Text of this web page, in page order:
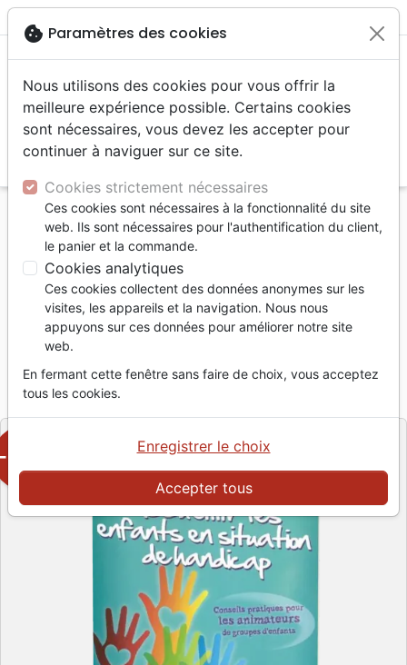
menu
Accueil Jeunesse
Enseignement jeunesse
ACCUEILLIR LES ENFANTS EN SITUATION DE
HANDICAP
ACCUEILLIR LES ENFANTS EN
SITUATION DE HANDICAP
Denise Abrahall
RéférenceLLBF1794 EAN9782850317941
Editeur LLB EDITIONS
cookie Paramètres des cookies
Nous utilisons des cookies pour vous offrir la
meilleure expérience possible. Certains cookies
sont nécessaires, vous devez les accepter pour
continuer à naviguer sur ce site.
Cookies strictement nécessaires
Ces cookies sont nécessaires à la fonctionnalité du site
web. Ils sont nécessaires pour l'authentification du client,
le panier et la commande.
Cookies analytiques
Ces cookies collectent des données anonymes sur les
visites, les appareils et la navigation. Nous nous
appuyons sur ces données pour améliorer notre site
web.
En fermant cette fenêtre sans faire de choix, vous acceptez
tous les cookies.
Accepter tous
Enregistrer le choix